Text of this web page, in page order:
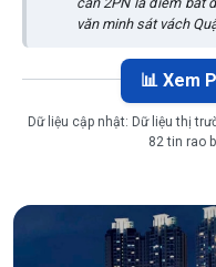
văn minh sát vách
📊 Xem
Dữ liệu cập nhật: Dữ liệu thị
82 tin rao